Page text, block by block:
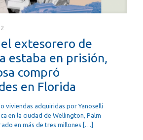
extesorero de
estaba en prisión,
compró
en Florida
viviendas adquiridas por Yanoselli
en la ciudad de Wellington, Palm
en más de tres millones […]